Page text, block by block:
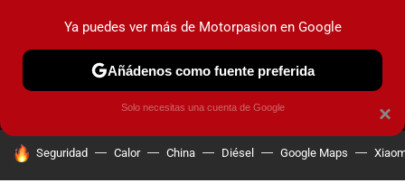
MENÚ NUEVO
COCHES ELÉCTRICOS OBSERVATORIO
HOY SE HABLA DE
Seguridad Calor China Diésel Google Maps
×
Ya puedes ver más de Motorpasion en Google
Añádenos como fuente preferida
Solo necesitas una cuenta de Google